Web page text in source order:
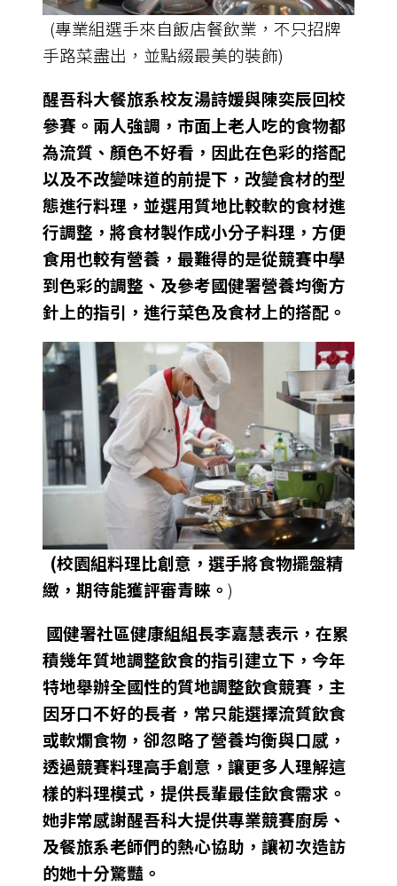
(專業組選手來自飯店餐飲業，不只招牌
手路菜盡出，並點綴最美的裝飾)
醒吾科大餐旅系校友湯詩媛與陳奕辰回校
參賽。兩人強調，市面上老人吃的食物都
為流質、顏色不好看，因此在色彩的搭配
以及不改變味道的前提下，改變食材的型
態進行料理，並選用質地比較軟的食材進
行調整，將食材製作成小分子料理，方便
食用也較有營養，最難得的是從競賽中學
到色彩的調整、及參考國健署營養均衡方
針上的指引，進行菜色及食材上的搭配。
(校園組料理比創意，選手將食物擺盤精
緻，期待能獲評審青睞。 )
國健署社區健康組組長李嘉慧表示，在累
積幾年質地調整飲食的指引建立下，今年
特地舉辦全國性的質地調整飲食競賽，主
因牙口不好的長者，常只能選擇流質飲食
或軟爛食物，卻忽略了營養均衡與口感，
透過競賽料理高手創意，讓更多人理解這
樣的料理模式，提供長輩最佳飲食需求。
她非常感謝醒吾科大提供專業競賽廚房、
及餐旅系老師們的熱心協助，讓初次造訪
的她十分驚豔。